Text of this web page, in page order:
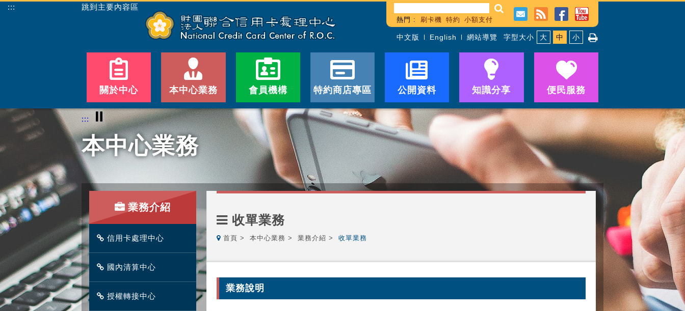
::: 跳到主要內容區
熱門 : 刷卡機 特約 小額支付
中文版 English 網站導覽 字型大小 大 中 小
關於中心 本中心業務 會員機構 特約商店專區 公開資料 知識分享 便民服務
::: ⏸
本中心業務
業務介紹
信用卡處理中心
國內清算中心
授權轉接中心
收單業務
首頁 本中心業務 業務介紹 收單業務
業務說明